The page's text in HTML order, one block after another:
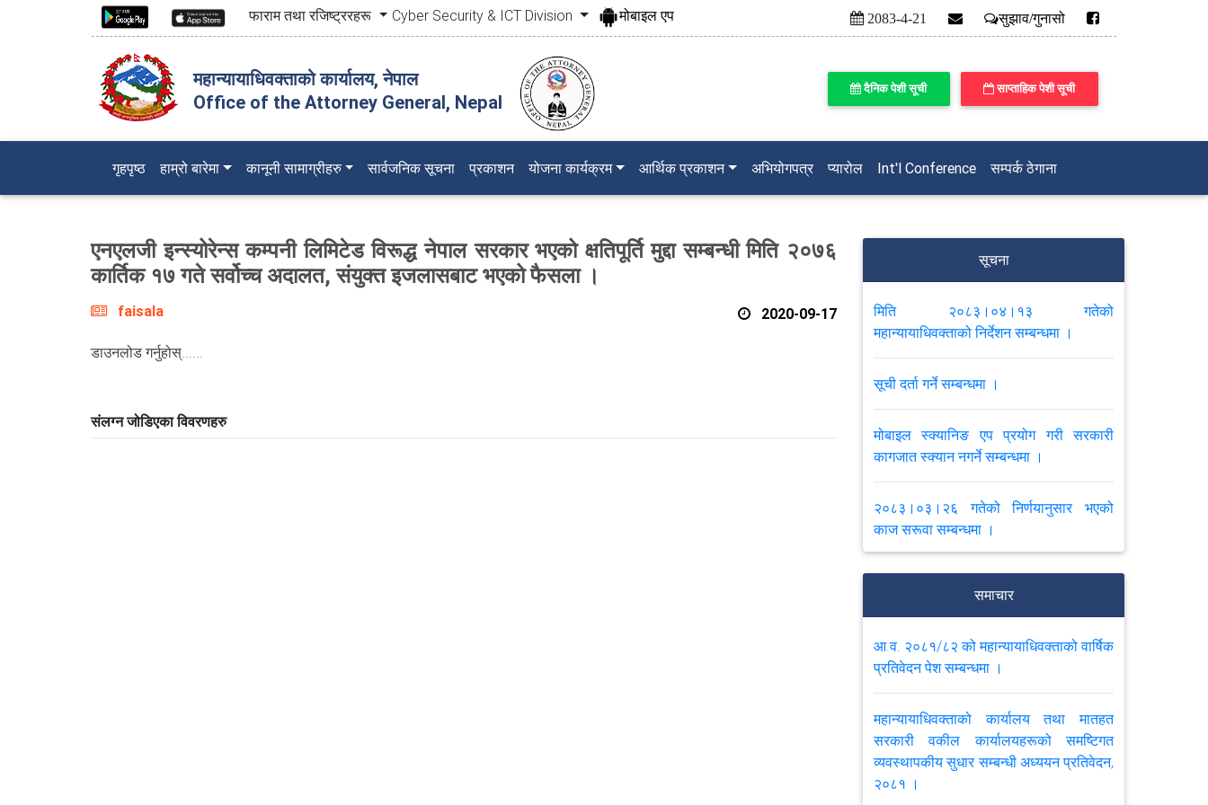
फाराम तथा रजिष्ट्ररहरू Cyber Security & ICT Division मोबाइल एप 2083-4-21 सुझाव/गुनासो
महान्यायाधिवक्ताको कार्यालय, नेपाल
Office of the Attorney General, Nepal
दैनिक पेशी सूची साप्ताहिक पेशी सूची
गृहपृष्ठ(current)
हाम्रो बारेमा कानूनी सामाग्रीहरु सार्वजनिक सूचना प्रकाशन योजना कार्यक्रम आर्थिक प्रकाशन अभियोगपत्र प्यारोल Int'l Conference सम्पर्क ठेगाना
एनएलजी इन्स्योरेन्स कम्पनी लिमिटेड विरूद्ध नेपाल सरकार भएको क्षतिपूर्ति मुद्दा सम्बन्धी मिति २०७६
कार्तिक १७ गते सर्वोच्च अदालत, संयुक्त इजलासबाट भएको फैसला ।
faisala 2020-09-17
डाउनलोड गर्नुहोस्......
संलग्न जोडिएका विवरणहरु
सूचना
मिति २०८३।०४।१३ गतेको
महान्यायाधिवक्ताको निर्देशन सम्बन्धमा ।
सूची दर्ता गर्ने सम्बन्धमा ।
मोबाइल स्क्यानिङ एप प्रयोग गरी सरकारी
कागजात स्क्यान नगर्ने सम्बन्धमा ।
२०८३।०३।२६ गतेको निर्णयानुसार भएको
काज सरूवा सम्बन्धमा ।
लागि मनोनयन सम्बन्धमा ।
सम्बन्धमा परिपत्र।
मिति २०८३।०२।२३ र २४ गते कोशी प्रदेशको
समाचार
आ.व. २०८१/८२ को महान्यायाधिवक्ताको वार्षिक
प्रतिवेदन पेश सम्बन्धमा ।
महान्यायाधिवक्ताको कार्यालय तथा मातहत
सरकारी वकील कार्यालयहरूको समष्टिगत
व्यवस्थापकीय सुधार सम्बन्धी अध्ययन प्रतिवेदन,
२०८१ ।